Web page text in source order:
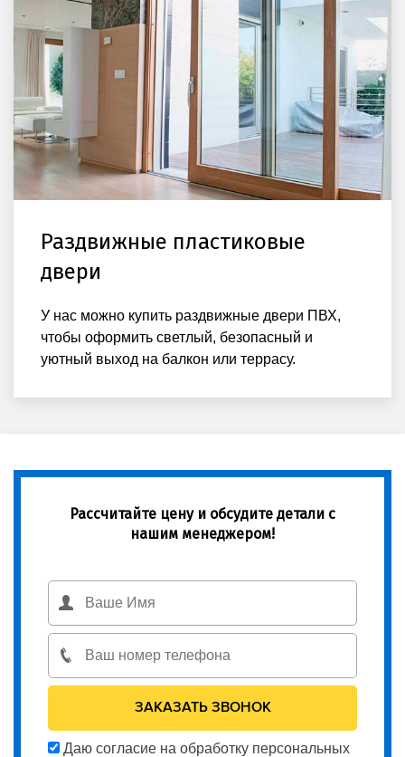
Раздвижные пластиковые
двери
У нас можно купить раздвижные двери ПВХ,
чтобы оформить светлый, безопасный и
уютный выход на балкон или террасу.
Рассчитайте цену и обсудите детали с
нашим менеджером!
Даю согласие на обработку персональных